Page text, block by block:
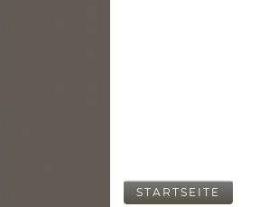
STARTSEITE